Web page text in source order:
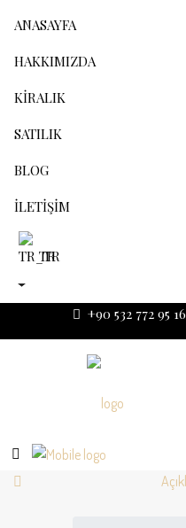
ANASAYFA
HAKKIMIZDA
KIRALIK
SATILIK
BLOG
İLETIŞIM
TR
+90 532 772 95 16